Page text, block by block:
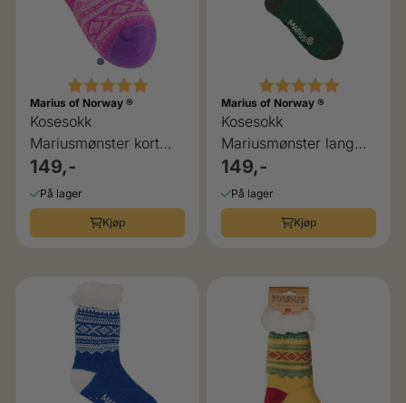
Karakter: 5.0 av 5 mulige
Marius of Norway ®
Kosesokk
Mariusmønster kort
rosa
149,-
På lager
Kjøp
Karakter: 5.0 av 5
Marius of Norway ®
Kosesokk
Mariusmønster lang
grønn
149,-
På lager
Kjøp